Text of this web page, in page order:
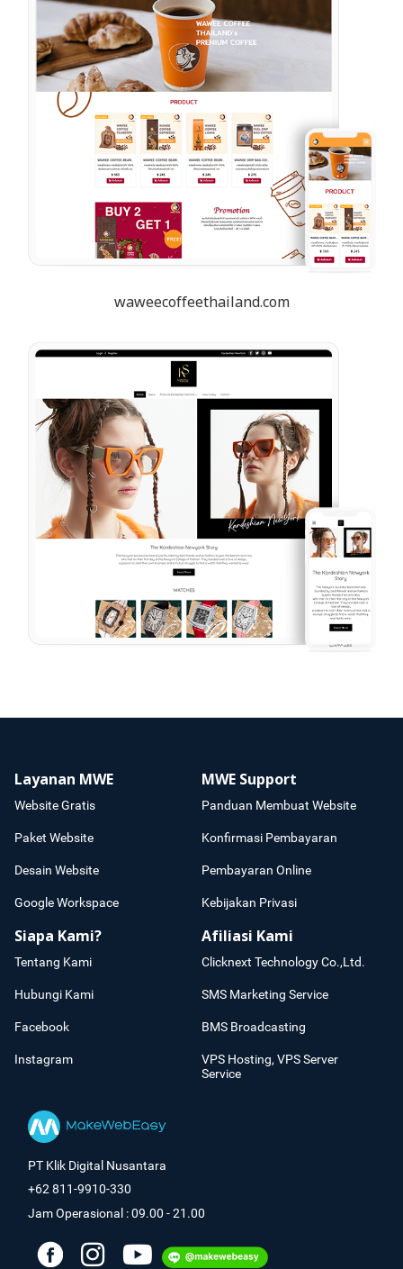
waweecoffeethailand.com
Layanan MWE
Website Gratis
Paket Website
Desain Website
Google Workspace
MWE Support
Panduan Membuat Website
Konfirmasi Pembayaran
Pembayaran Online
Kebijakan Privasi
Siapa Kami?
Tentang Kami
Hubungi Kami
Facebook
Instagram
Afiliasi Kami
Clicknext Technology Co.,Ltd.
SMS Marketing Service
BMS Broadcasting
VPS Hosting, VPS Server
Service
PT Klik Digital Nusantara
+62 811-9910-330
Jam Operasional : 09.00 - 21.00